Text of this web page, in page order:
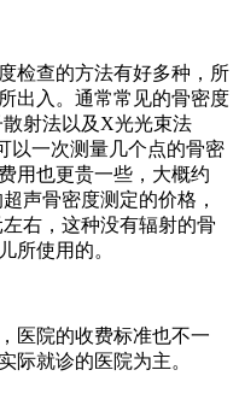
检查的方法有好多种，所
出入。通常常见的骨密度
射法以及X光光束法
以一次测量几个点的骨密
用也更贵一些，大概约
声骨密度测定的价格，
右，这种没有辐射的骨
所使用的。
医院的收费标准也不一
际就诊的医院为主。